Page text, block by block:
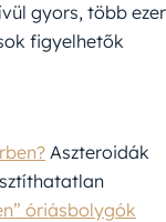
gyors, több ezer
figyelhetők
Aszteroidák
óriásbolygók